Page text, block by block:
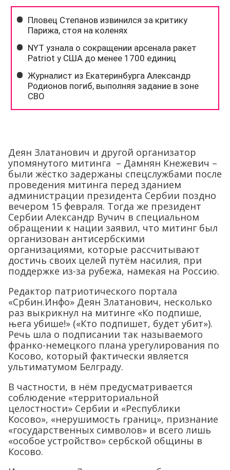
Деян Златанович и другой организатор
упомянутого митинга – Дамнян Кнежевич –
были жёстко задержаны спецслужбами после
проведения митинга перед зданием
администрации президента Сербии поздно
вечером 15 февраля. Тогда же президент
Сербии Александр Вучич в специальном
обращении к нации заявил, что митинг был
организован антисербскими
организациями, которые рассчитывают
достичь своих целей путём насилия, при
поддержке из-за рубежа, намекая на Россию.
Редактор патриотического портала
«Србин.Инфо» Деян Златанович, несколько
раз выкрикнул на митинге «Ко подпише,
њега убише!» («Кто подпишет, будет убит»).
Речь шла о подписании так называемого
франко-немецкого плана урегулирования по
Косово, который фактически является
ультиматумом Белграду.
В частности, в нём предусматривается
соблюдение «территориальной
целостности» Сербии и «Республики
Косово», «нерушимость границ», признание
«государственных символов» и всего лишь
«особое устройство» сербской общины в
Косово.